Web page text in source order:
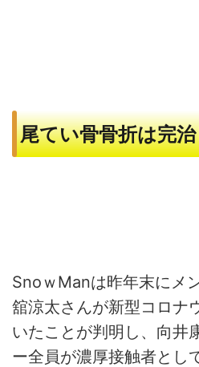
尾てい骨骨折は完
SnoｗManは昨年末にメ
舘涼太さんが新型コロナ
いたことが判明し、向井
ー全員が濃厚接触者とし